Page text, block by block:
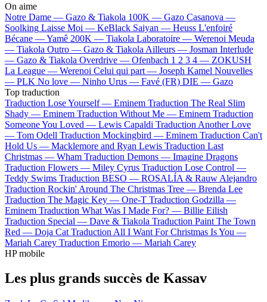
On aime
Notre Dame — Gazo & Tiakola 100K — Gazo Casanova —
Soolking Laisse Moi — KeBlack Saiyan — Heuss L'enfoiré
Bécane —Yamê 200K — Tiakola Laboratoire — Werenoi Meuda
— Tiakola Outro — Gazo & Tiakola Ailleurs — Josman Interlude
— Gazo & Tiakola Overdrive — Ofenbach 1 2 3 4 — ZOKUSH
La League — Werenoi Celui qui part — Joseph Kamel Nouvelles
— PLK No love — Ninho Urus — Favé (FR) DIE — Gazo
Top traduction
Traduction Lose Yourself — Eminem Traduction The Real Slim
Shady — Eminem Traduction Without Me — Eminem Traduction
Someone You Loved — Lewis Capaldi Traduction Another Love
— Tom Odell Traduction Mockingbird — Eminem Traduction Can't
Hold Us — Macklemore and Ryan Lewis Traduction Last
Christmas — Wham Traduction Demons — Imagine Dragons
Traduction Flowers — Miley Cyrus Traduction Lose Control —
Teddy Swims Traduction BESO — ROSALÍA & Rauw Alejandro
Traduction Rockin' Around The Christmas Tree — Brenda Lee
Traduction The Magic Key — One-T Traduction Godzilla —
Eminem Traduction What Was I Made For? — Billie Eilish
Traduction Special — Dave & Tiakola Traduction Paint The Town
Red — Doja Cat Traduction All I Want For Christmas Is You —
Mariah Carey Traduction Emorio — Mariah Carey
HP mobile
Les plus grands succès de Kassav